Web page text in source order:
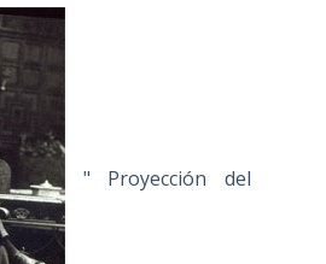
" Proyección del